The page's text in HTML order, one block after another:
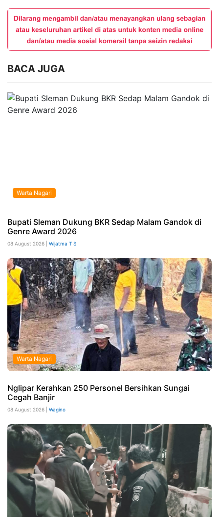
BACA JUGA
Warta Nagari
Bupati Sleman Dukung BKR Sedap Malam Gandok di
Genre Award 2026
08 August 2026 | Wijatma T S
Warta Nagari
Nglipar Kerahkan 250 Personel Bersihkan Sungai
Cegah Banjir
08 August 2026 | Wagino